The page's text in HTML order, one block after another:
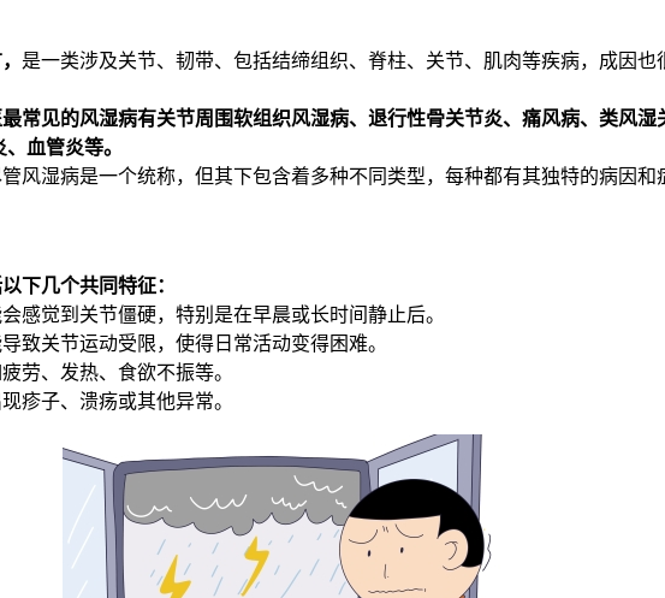
是一类涉及关节、韧带、包括结缔组织、脊柱、关节、肌肉等疾病，成因
常见的风湿病有关节周围软组织风湿病、退行性骨关节炎、痛风病、类风
血管炎等。
风湿病是一个统称，但其下包含着多种不同类型，每种都有其独特的病因和
下几个共同特征：
感觉到关节僵硬，特别是在早晨或长时间静止后。
致关节运动受限，使得日常活动变得困难。
劳、发热、食欲不振等。
疹子、溃疡或其他异常。